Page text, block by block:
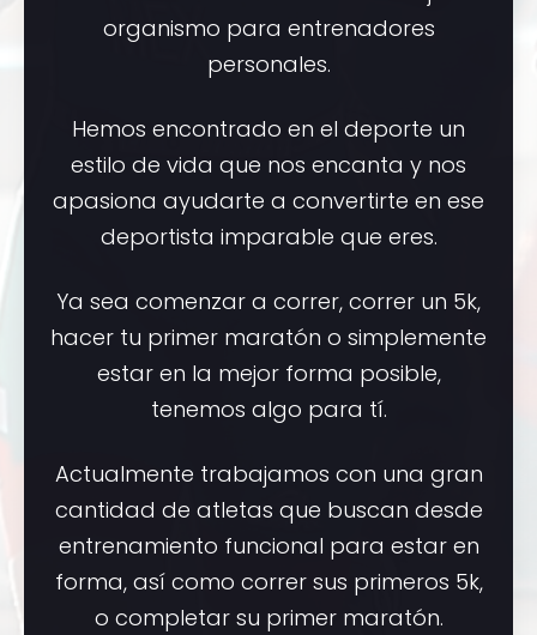
organismo para entrenadores
personales.
Hemos encontrado en el deporte un
estilo de vida que nos encanta y nos
apasiona ayudarte a convertirte en ese
deportista imparable que eres.
Ya sea comenzar a correr, correr un 5k,
hacer tu primer maratón o simplemente
estar en la mejor forma posible,
tenemos algo para tí.
Actualmente trabajamos con una gran
cantidad de atletas que buscan desde
entrenamiento funcional para estar en
forma, así como correr sus primeros 5k,
o completar su primer maratón.